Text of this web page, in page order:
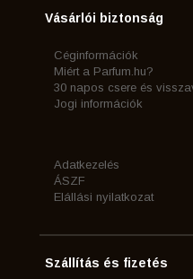
Vásárlói biztonság
Céginformációk
Miért a Parfum.hu?
30 napos csere és
Jogi információk
Adatkezelés
ÁSZF
Elállási nyilatkozat
Szállítás és fizetés